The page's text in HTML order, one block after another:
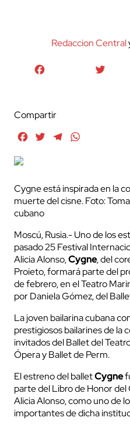
Redaccion Central
Compartir
FacebookTwitterTelegram
Cygne está inspirada en la
muerte del cisne. Foto:
cubano
Moscú, Rusia.- Uno de los
pasado 25 Festival
Alicia Alonso,Cygne, del
Proieto, formará parte del
de febrero, en el Teatro
por Daniela Gómez, del
La joven bailarina cubana
prestigiosos bailarines de la
invitados del Ballet del
Ópera y Ballet de Perm.
El estreno del balletCygne
parte del Libro de Honor del
Alicia Alonso, como uno de
importantes de dicha